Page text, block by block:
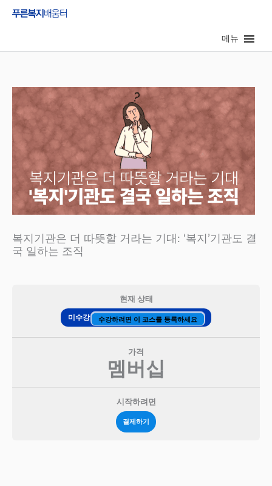
메뉴
복지기관은 더 따뜻할 거라는 기대: ‘복지’기관도 결
국 일하는 조직
현재 상태
미수강 수강하려면 이 코스를 등록하세요
가격
멤버십
시작하려면
결제하기